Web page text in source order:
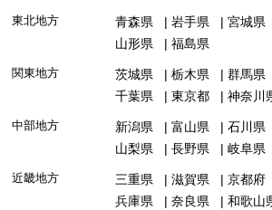
東北地方 青森県 岩手県 宮城県
山形県
福島県
関東地方 茨城県 栃木県 群馬県
千葉県
東京都 神奈川
中部地方 新潟県 富山県 石川県
山梨県
長野県 岐阜県
近畿地方 三重県 滋賀県 京都府
兵庫県
奈良県 和歌山